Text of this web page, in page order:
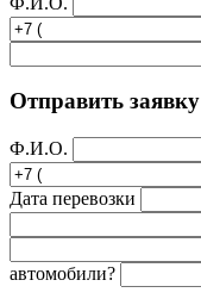
Отправить заявку
Ф.И.О.
Дата перевозки
автомобили?